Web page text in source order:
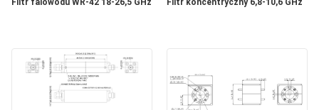
Filtr falowodu WR-42 18-26,5 GHz Filtr koncentryczny 6,8-10,6 GHz